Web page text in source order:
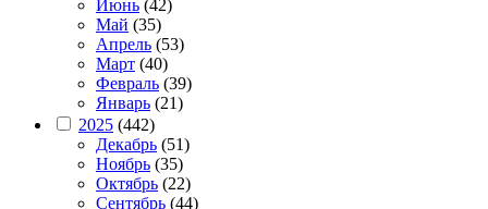
Июнь (42)
Май (35)
Апрель (53)
Март (40)
Февраль (39)
Январь (21)
2025 (442)
Декабрь (51)
Ноябрь (35)
Октябрь (22)
Сентябрь (44)